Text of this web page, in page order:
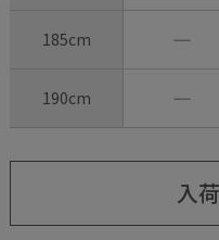
185cm ―
190cm ―
入